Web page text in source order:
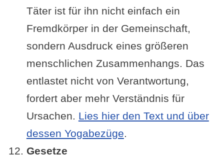
Täter ist für ihn nicht einfach ein
Fremdkörper in der Gemeinschaft,
sondern Ausdruck eines größeren
menschlichen Zusammenhangs. Das
entlastet nicht von Verantwortung,
fordert aber mehr Verständnis für
Ursachen. Lies hier den Text und über
dessen Yogabezüge.
Gesetze